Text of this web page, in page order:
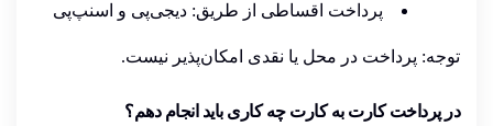
پرداخت اقساطی از طریق: دیجی‌پی و اسنپ‌پی
توجه: پرداخت در محل یا نقدی امکان‌پذیر نیست.
در پرداخت کارت به کارت چه کاری باید انجام دهم؟